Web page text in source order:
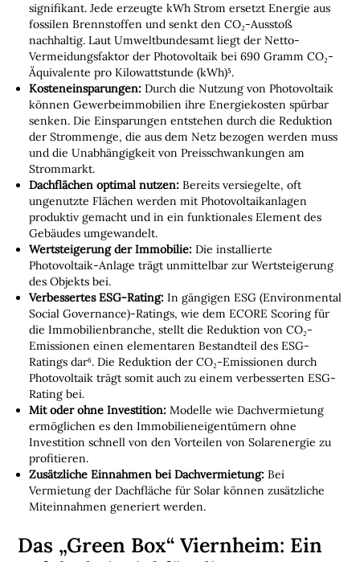
L
O
G
I
S
T
I
K
I
M
M
O
B
I
L
I
E
N
L
O
G
I
S
T
I
K
E
G
signifikant. Jede erzeugte kWh Strom ersetzt Energie aus
fossilen Brennstoffen und senkt den CO₂-Ausstoß
nachhaltig. Laut Umweltbundesamt liegt der Netto-
Vermeidungsfaktor der Photovoltaik bei 690 Gramm CO₂-
Äquivalente pro Kilowattstunde (kWh)⁵.
Kosteneinsparungen:Durch die Nutzung von Photovoltaik
können Gewerbeimmobilien ihre Energiekosten spürbar
senken. Die Einsparungen entstehen durch die Reduktion
der Strommenge, die aus dem Netz bezogen werden muss
und die Unabhängigkeit von Preisschwankungen am
Strommarkt.
Dachflächen optimal nutzen:Bereits versiegelte, oft
ungenutzte Flächen werden mit Photovoltaikanlagen
produktiv gemacht und in ein funktionales Element des
Gebäudes umgewandelt.
Wertsteigerung der Immobilie:Die installierte
Photovoltaik-Anlage trägt unmittelbar zur Wertsteigerung
des Objekts bei.
Verbessertes ESG-Rating:In gängigen ESG (Environmental
Social Governance)-Ratings, wie dem ECORE Scoring für
die Immobilienbranche, stellt die Reduktion von CO₂-
Emissionen einen elementaren Bestandteil des ESG-
Ratings dar⁶. Die Reduktion der CO₂-Emissionen durch
Photovoltaik trägt somit auch zu einem verbesserten ESG-
Rating bei.
Mit oder ohne Investition:Modelle wie Dachvermietung
ermöglichen es den Immobilieneigentümern ohne
Investition schnell von den Vorteilen von Solarenergie zu
profitieren.
Zusätzliche Einnahmen bei Dachvermietung:Bei
Vermietung der Dachfläche für Solar können zusätzliche
Miteinnahmen generiert werden.
Das „Green Box“ Viernheim: Ein